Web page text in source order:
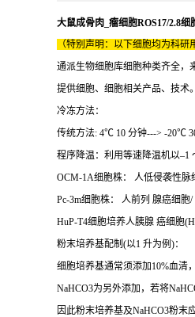
大鼠成骨肉_瘤细胞ROS17/2.8细
（特别声明：以下细胞均为科
通派生物细胞库细胞种类齐全，
提供细胞、细胞相关产品、技术
冷冻方法：
传统方法: 4℃ 10 分钟---> -20℃
程序降温：利用等速降温机以–1
OCM-1A细胞株： 人低侵袭性脉
Pc-3m细胞株： 人前列 腺癌细
HuP-T4细胞培养人胰腺 癌细胞
粉末培养基配制(以1 升为例)：
细胞培养基通常须添加10%血清
NaHCO3为另外添加，若将
因此粉末培养基及NaHCO3粉末